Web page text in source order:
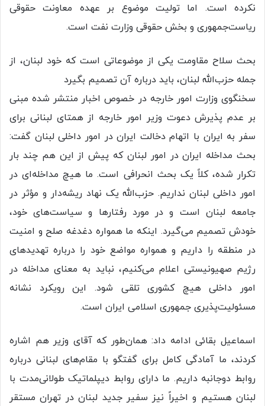
نکرده‌ است. اما تولیت موضوع بر عهده معاونت حقوقی
ریاست‌جمهوری و بخش حقوقی وزارت نفت است.
بحث سلاح مقاومت یکی از موضوعاتی است که خود لبنان، از
جمله حزب‌الله لبنان، باید درباره آن تصمیم بگیرد
سخنگوی وزارت امور خارجه در خصوص اخبار منتشر شده مبنی
بر عدم پذیرش دعوت وزیر امور خارجه از همتای لبنانی برای
سفر به ایران با اتهام دخالت ایران در امور داخلی لبنان گفت:
بحث مداخله ایران در امور لبنان که پیش از این هم چند بار
تکرار شده، کلاً یک بحث انحرافی است. ما هیچ مداخله‌ای در
امور داخلی لبنان نداریم. حزب‌الله یک نهاد ریشه‌دار و مؤثر در
جامعه لبنان است و در مورد رفتارها و سیاست‌های خود،
خودش تصمیم می‌گیرد. اینکه ما همواره دغدغه صلح و امنیت
در منطقه را داریم و همواره مواضع خود را درباره تهدیدهای
رژیم صهیونیستی اعلام می‌کنیم، نباید به معنای مداخله در
امور داخلی هیچ کشوری تلقی شود. این رویکرد نشانه
مسئولیت‌پذیری جمهوری اسلامی ایران است.
اسماعیل بقائی ادامه داد: همان‌طور که آقای وزیر هم اشاره
کردند، ما آمادگی کامل برای گفتگو با مقام‌های لبنانی درباره
روابط دوجانبه داریم. ما دارای روابط دیپلماتیک طولانی‌مدت با
لبنان هستیم و اخیراً نیز سفیر جدید لبنان در تهران مستقر